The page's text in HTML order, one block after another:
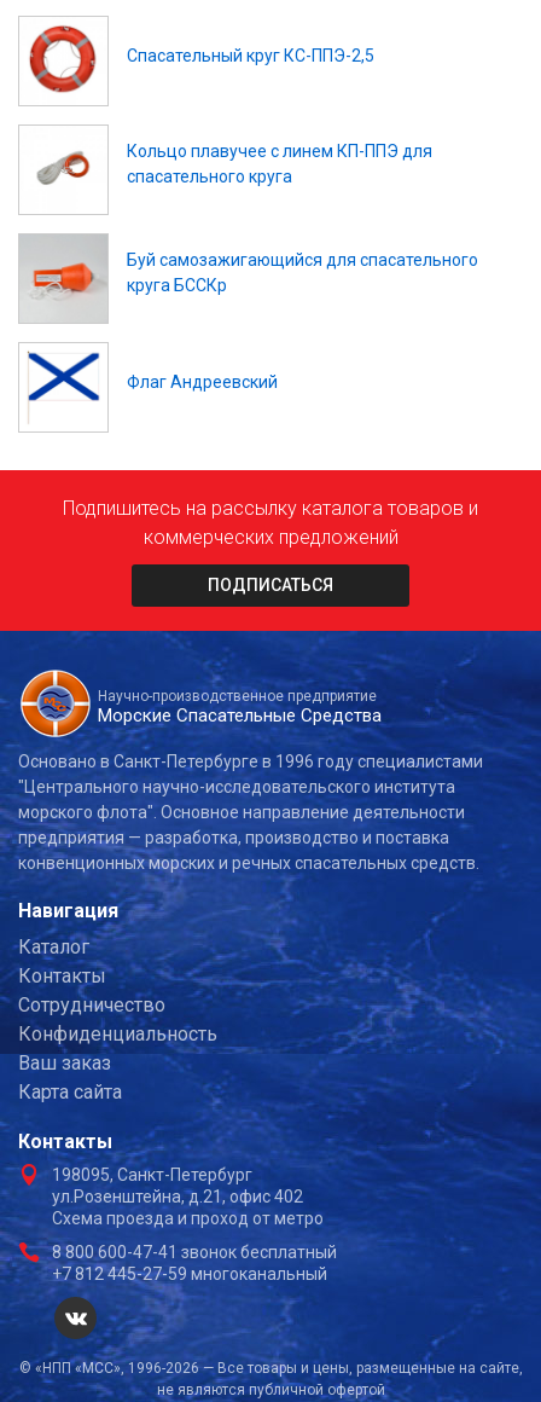
Спасательный круг КС-ППЭ-2,5
Кольцо плавучее с линем КП-ППЭ для
спасательного круга
Буй самозажигающийся для спасательного
круга БССКр
Флаг Андреевский
Подпишитесь на рассылку каталога товаров и
коммерческих предложений
ПОДПИСАТЬСЯ
Научно-производственное предприятие
Морские Спасательные Средства
Основано в Санкт-Петербурге в 1996 году специалистами
"Центрального научно-исследовательского института
морского флота". Основное направление деятельности
предприятия — разработка, производство и поставка
конвенционных морских и речных спасательных средств.
Навигация
Каталог
Контакты
Сотрудничество
Конфиденциальность
Ваш заказ
Карта сайта
Контакты
198095, Санкт-Петербург
ул.Розенштейна, д.21, офис 402
Схема проезда и проход от метро
8 800 600-47-41 звонок бесплатный
+7 812 445-27-59 многоканальный
© «НПП «МСС», 1996-2026 — Все товары и цены, размещенные на сайте,
не являются публичной офертой